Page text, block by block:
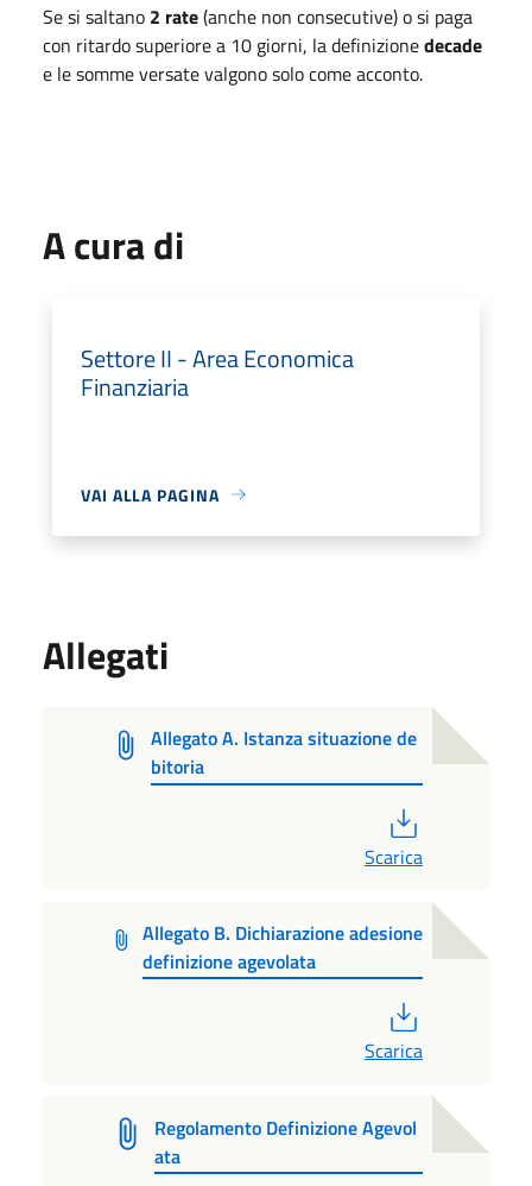
Se si saltano 2 rate(anche non consecutive) o si paga
con ritardo superiore a 10 giorni, la definizionedecade
e le somme versate valgono solo come acconto.
A cura di
Settore II - Area Economica
Finanziaria
VAI ALLA PAGINA
Allegati
Allegato A. Istanza situazione de
bitoria
Scarica
Allegato B. Dichiarazione adesione
definizione agevolata
Scarica
Regolamento Definizione Agevol
ata